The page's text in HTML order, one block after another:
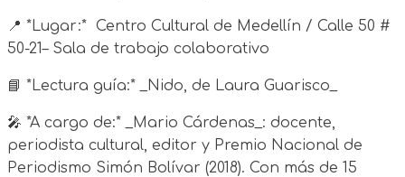
📍 *Lugar:* Centro Cultural de Medellín / Calle 50 #
50-21– Sala de trabajo colaborativo
📘 *Lectura guía:* _Nido, de Laura Guarisco_
🎤 *A cargo de:* _Mario Cárdenas_: docente,
periodista cultural, editor y Premio Nacional de
Periodismo Simón Bolívar (2018). Con más de 15